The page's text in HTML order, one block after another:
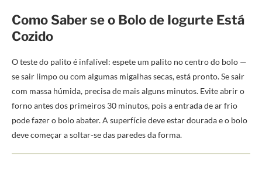
Como Saber se o Bolo de Iogurte Está
Cozido
O teste do palito é infalível: espete um palito no centro do bolo —
se sair limpo ou com algumas migalhas secas, está pronto. Se sair
com massa húmida, precisa de mais alguns minutos. Evite abrir o
forno antes dos primeiros 30 minutos, pois a entrada de ar frio
pode fazer o bolo abater. A superfície deve estar dourada e o bolo
deve começar a soltar-se das paredes da forma.